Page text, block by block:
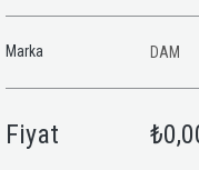
Marka DAM
Fiyat